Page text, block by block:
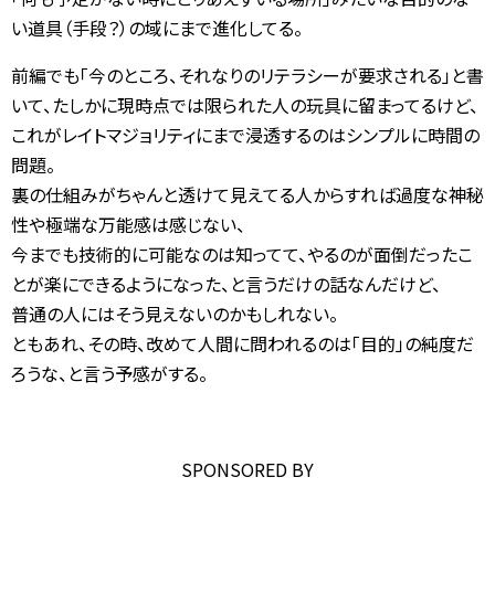
い道具（手段？）の域にまで進化してる。
前編でも「今のところ、それなりのリテラシーが要求される」と書
いて、たしかに現時点では限られた人の玩具に留まってるけど、
これがレイトマジョリティにまで浸透するのはシンプルに時間の
問題。
裏の仕組みがちゃんと透けて見えてる人からすれば過度な神秘
性や極端な万能感は感じない、
今までも技術的に可能なのは知ってて、やるのが面倒だったこ
とが楽にできるようになった、と言うだけの話なんだけど、
普通の人にはそう見えないのかもしれない。
ともあれ、その時、改めて人間に問われるのは「目的」の純度だ
ろうな、と言う予感がする。
SPONSORED BY